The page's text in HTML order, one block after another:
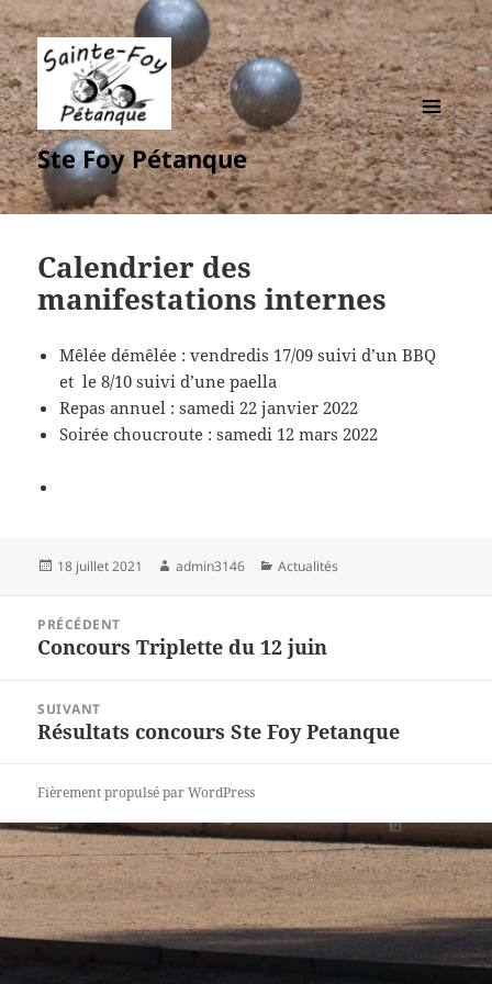
Ste Foy Pétanque
MENU
ET
WIDGETS
Calendrier des
manifestations internes
Mêlée démêlée : vendredis 17/09 suivi d’un BBQ
et le 8/10 suivi d’une paella
Repas annuel : samedi 22 janvier 2022
Soirée choucroute : samedi 12 mars 2022
Publié
18 juillet 2021 Auteur
admin3146 Catégories
Actualités
l’article
PRÉCÉDENT
Article
Concours Triplette du 12 juin
SUIVANT
Article
Résultats concours Ste Foy Petanque
Fièrement propulsé par WordPress